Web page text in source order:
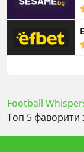
Football
Топ 5